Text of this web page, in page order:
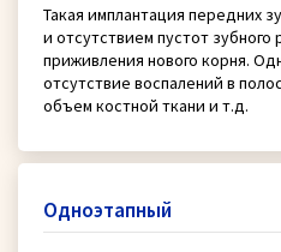
Такая имплантация передних
и отсутствием пустот зубного
приживления нового корня.
отсутствие воспалений в
объем костной ткани и т.д.
Одноэтапный